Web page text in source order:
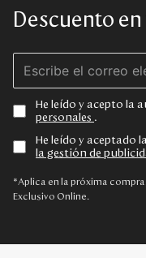
Descuento
He leído y acepto la
personales .
He leído y aceptado
la gestión de
*Aplica en la próxima
Exclusivo Online.